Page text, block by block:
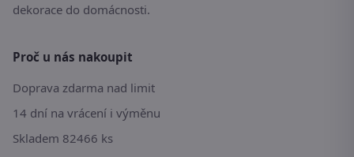
dekorace do domácnosti.
Proč u nás nakoupit
Doprava zdarma nad limit
14 dní na vrácení i výměnu
Skladem 82466 ks